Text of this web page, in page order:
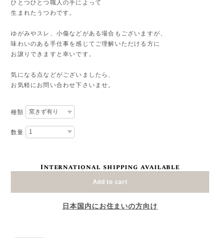
ひとつひとつ職人の手によって
生まれたうつわです。
ゆがみやスレ、小傷などがある場合もございますが、
味わいのある手仕事を感じてご理解いただける方に
お譲りできますと幸いです。
気になる点などがございましたら、
お気軽にお問い合わせ下さいませ。
種類
数量
International shipping available
Add to cart
日本国内にお住まいの方向け